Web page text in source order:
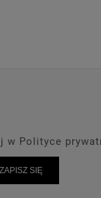
w Polityce
ZAPISZ SIĘ